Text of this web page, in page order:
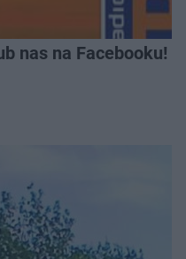
nas na Facebooku!